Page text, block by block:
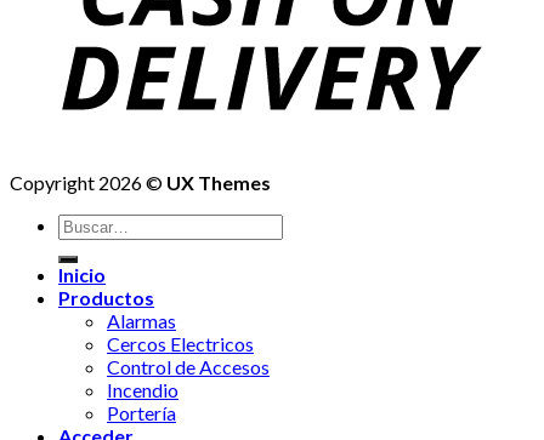
Copyright 2026 © UX Themes
Buscar
por:
Inicio
Productos
Alarmas
Cercos Electricos
Control de Accesos
Incendio
Portería